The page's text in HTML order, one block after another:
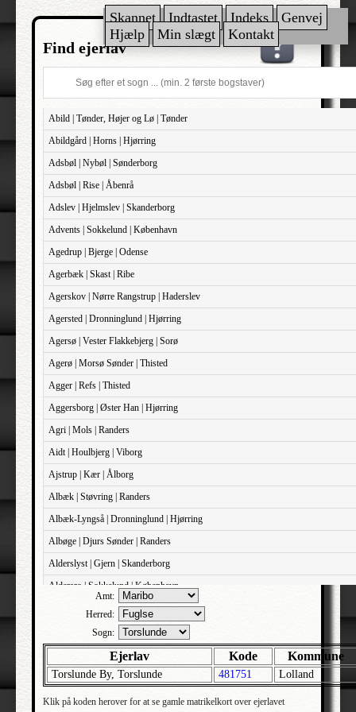
Skannet Indtastet Indeks
Genvej
Hjælp
Min slægt Kontakt
Find ejerlav
Abild | Tønder, Højer og Lø | Tønder
Abildgård | Horns | Hjørring
Adsbøl | Nybøl | Sønderborg
Adsbøl | Rise | Åbenrå
Adslev | Hjelmslev | Skanderborg
Advents | Sokkelund | København
Agedrup | Bjerge | Odense
Agerbæk | Skast | Ribe
Agerskov | Nørre Rangstrup | Haderslev
Agersted | Dronninglund | Hjørring
Agersø | Vester Flakkebjerg | Sorø
Agerø | Morsø Sønder | Thisted
Agger | Refs | Thisted
Aggersborg | Øster Han | Hjørring
Agri | Mols | Randers
Aidt | Houlbjerg | Viborg
Ajstrup | Kær | Ålborg
Albæk | Støvring | Randers
Albæk-Lyngså | Dronninglund | Hjørring
Albøge | Djurs Sønder | Randers
Alderslyst | Gjern | Skanderborg
Aldersro | Sokkelund | København
Allehelgens | Sokkelund | København
Aller | Sønder Tyrstrup | Haderslev
Allerslev | Bårse | Præstø
Allerslev | Voldborg | Roskilde
Allerup | Åsum | Odense
Amt:
Herred:
Sogn:
Ejerlav Kode Kommune
Torslunde By, Torslunde 481751 Lolland
Klik på koden herover for at se gamle matrikelkort over ejerlavet